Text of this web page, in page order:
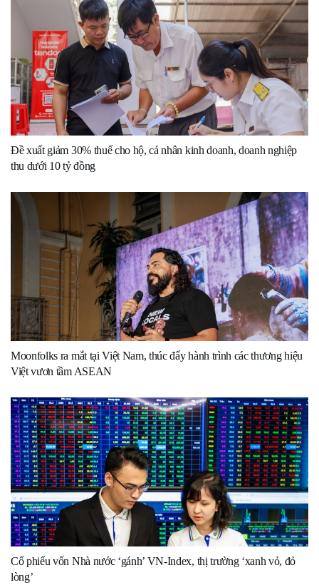
Đề xuất giảm 30% thuế cho hộ, cá nhân kinh doanh, doanh nghiệp
thu dưới 10 tỷ đồng
Moonfolks ra mắt tại Việt Nam, thúc đẩy hành trình các thương hiệu
Việt vươn tầm ASEAN
Cổ phiếu vốn Nhà nước ‘gánh’ VN-Index, thị trường ‘xanh vỏ, đỏ
lòng’